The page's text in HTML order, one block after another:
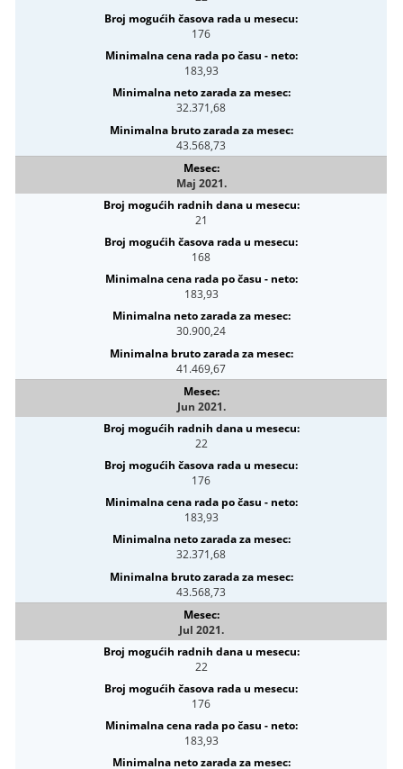
176
183,93
32.371,68
43.568,73
Maj 2021.
21
168
183,93
30.900,24
41.469,67
Jun 2021.
22
176
183,93
32.371,68
43.568,73
Jul 2021.
22
176
183,93